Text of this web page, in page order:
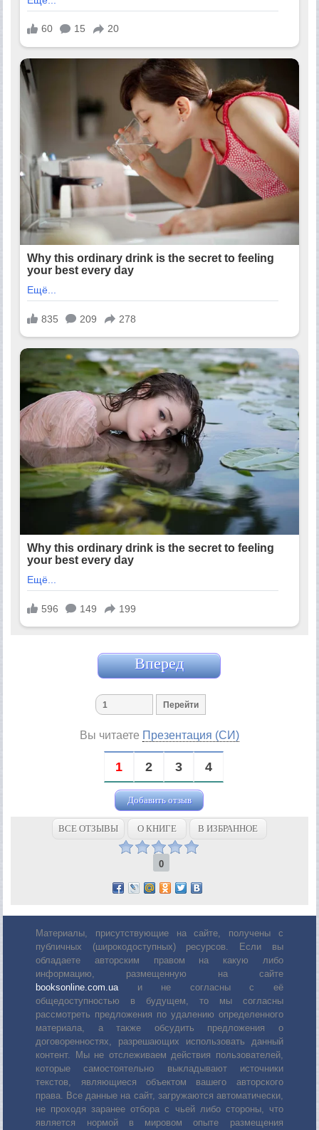
Вперед
Вы читаете Презентация (СИ)
1 2 3 4
Добавить отзыв
ВСЕ ОТЗЫВЫ О КНИГЕ В ИЗБРАННОЕ
0
Материалы, присутствующие на сайте, получены с
публичных (широкодоступных) ресурсов. Если вы
обладаете авторским правом на какую либо
информацию, размещенную на сайте
booksonline.com.uaи не согласны с её
общедоступностью в будущем, то мы согласны
рассмотреть предложения по удалению определенного
материала, а также обсудить предложения о
договоренностях, разрешающих использовать данный
контент. Мы не отслеживаем действия пользователей,
которые самостоятельно выкладывают источники
текстов, являющиеся объектом вашего авторского
права. Все данные на сайт, загружаются автоматически,
не проходя заранее отбора с чьей либо стороны, что
является нормой в мировом опыте размещения